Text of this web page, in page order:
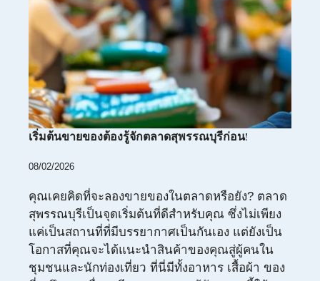
เริ่มต้นขายของต้องรู้จักตลาดสุพรรณบุรีก่อน!
08/02/2026
คุณเคยคิดที่จะลองขายของในตลาดหรือยัง? ตลาด
สุพรรณบุรีเป็นจุดเริ่มต้นที่ดีสำหรับคุณ ซึ่งไม่เพียง
แค่เป็นสถานที่ที่มีบรรยากาศเป็นกันเอง แต่ยังเป็น
โอกาสที่คุณจะได้แนะนำสินค้าของคุณสู่ผู้คนใน
ชุมชนและนักท่องเที่ยว ที่นี่มีทั้งอาหาร เสื้อผ้า ของ